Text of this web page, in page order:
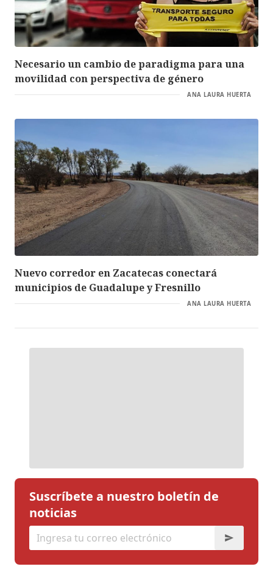
Necesario un cambio de paradigma para una
movilidad con perspectiva de género
ANA LAURA HUERTA
Nuevo corredor en Zacatecas conectará
municipios de Guadalupe y Fresnillo
ANA LAURA HUERTA
Suscríbete a nuestro boletín de
noticias